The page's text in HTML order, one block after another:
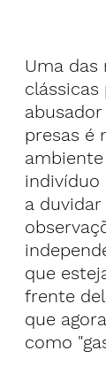
Uma das
clássicas
presas é
indivíduo
a
que
frente
que
como